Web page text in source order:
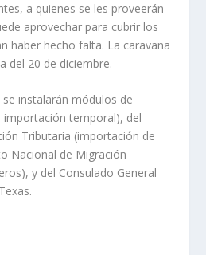
a quienes se les proveerán
aprovechar para cubrir los
haber hecho falta. La caravana
del 20 de diciembre.
instalarán módulos de
temporal), del
Tributaria (importación de
Nacional de Migración
y del Consulado General